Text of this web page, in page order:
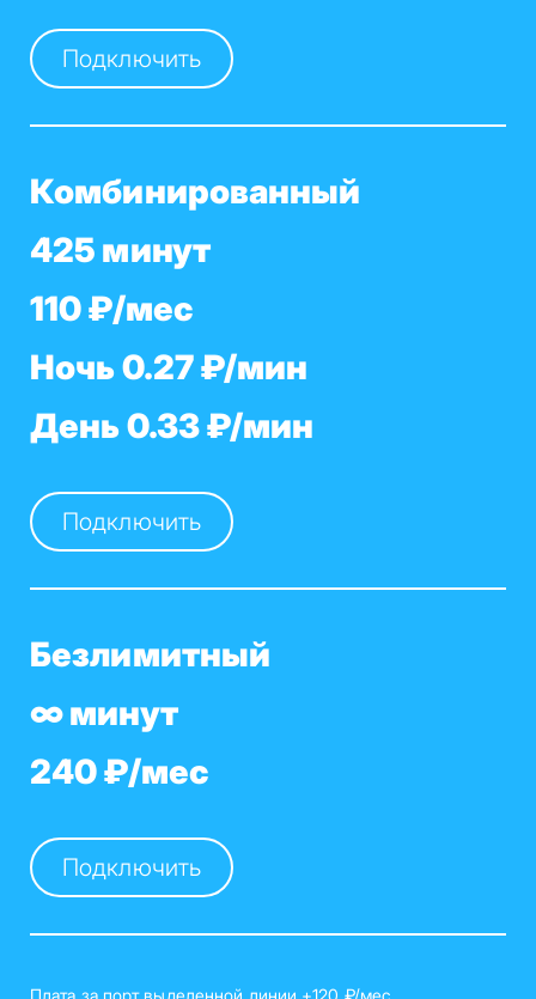
Подключить
Комбинированный
425 минут
110 ₽/мес
Ночь 0.27 ₽/мин
День 0.33 ₽/мин
Подключить
Безлимитный
∞ минут
240 ₽/мес
Подключить